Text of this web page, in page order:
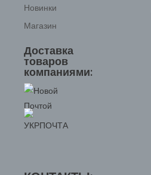
Новинки
Магазин
Доставка
товаров
компаниями: